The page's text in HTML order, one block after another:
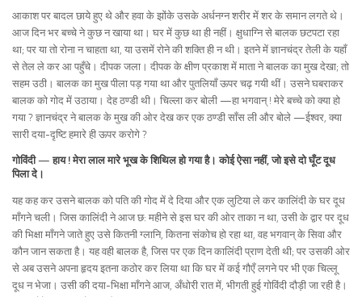
आकाश पर बादल छाये हुए थे और हवा के झोंके उसके अर्धनग्न शरीर में शर के समान लगते थे।
आज दिन भर बच्चे ने कुछ न खाया था। घर में कुछ था ही नहीं। क्षुधाग्नि से बालक छटपटा रहा
था; पर या तो रोना न चाहता था, या उसमें रोने की शक्ति ही न थी। इतने में ज्ञानचंद्र तेली के यहाँ
से तेल ले कर आ पहुँचे। दीपक जला। दीपक के क्षीण प्रकाश में माता ने बालक का मुख देखा; तो
सहम उठी। बालक का मुख पीला पड़ गया था और पुतलियाँ ऊपर चढ़ गयी थीं। उसने घबराकर
बालक को गोद में उठाया। देह ठण्डी थी। चिल्ला कर बोली —हा भगवान् ! मेरे बच्चे को क्या हो
गया ? ज्ञानचंद्र ने बालक के मुख की ओर देख कर एक ठण्डी साँस ली और बोले —ईश्वर, क्या
सारी दया-दृष्टि हमारे ही ऊपर करोगे ?
गोविंदी — हाय ! मेरा लाल मारे भूख के शिथिल हो गया है। कोई ऐसा नहीं, जो इसे दो घूँट दूध
पिला दे।
यह कह कर उसने बालक को पति की गोद में दे दिया और एक लुटिया ले कर कालिंदी के घर दूध
माँगने चली। जिस कालिंदी ने आज छ: महीने से इस घर की ओर ताका न था, उसी के द्वार पर दूध
की भिक्षा माँगने जाते हुए उसे कितनी ग्लानि, कितना संकोच हो रहा था, वह भगवान् के सिवा और
कौन जान सकता है। यह वही बालक है, जिस पर एक दिन कालिंदी प्राण देती थी; पर उसकी ओर
से अब उसने अपना हृदय इतना कठोर कर लिया था कि घर में कई गौएँ लगने पर भी एक चिल्लू
दूध न भेजा। उसी की दया-भिक्षा माँगने आज, अँधोरी रात में, भीगती हुई गोविंदी दौड़ी जा रही है।